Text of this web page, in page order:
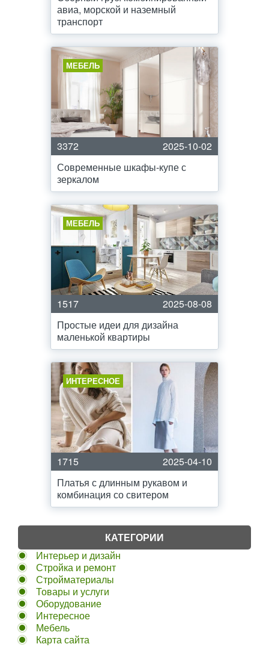
авиа, морской и наземный
транспорт
МЕБЕЛЬ
3372
2025-10-02
Современные шкафы-купе с
зеркалом
МЕБЕЛЬ
1517
2025-08-08
Простые идеи для дизайна
маленькой квартиры
ИНТЕРЕСНОЕ
1715
2025-04-10
Платья с длинным рукавом и
комбинация со свитером
КАТЕГОРИИ
Интерьер и дизайн
Стройка и ремонт
Стройматериалы
Товары и услуги
Оборудование
Интересное
Мебель
Карта сайта